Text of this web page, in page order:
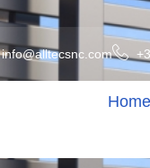
info@alltecsnc.com
Home